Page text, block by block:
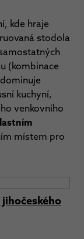
kde hraje
stodola
(kombinace
kuchyní,
venkovního
místem pro